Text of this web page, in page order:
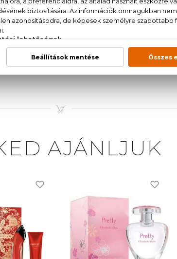
Aqua (Water), EthylHexyl
BHT, Beta-Caryophyllene,
Terpineol, Tetramethyl
Oil/ Extract, Pelargonium
Pinene, Cinnamyl alcohol, Citral,
ionone, Alpha-Terpinene, Terpinolene,
AJÁNLJUK